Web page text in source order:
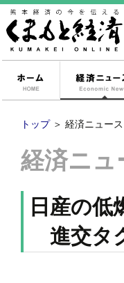
トップ ＞ 経済ニュース
経済ニュ
日産の低
進交タ